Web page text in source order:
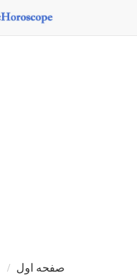
صفحه اول